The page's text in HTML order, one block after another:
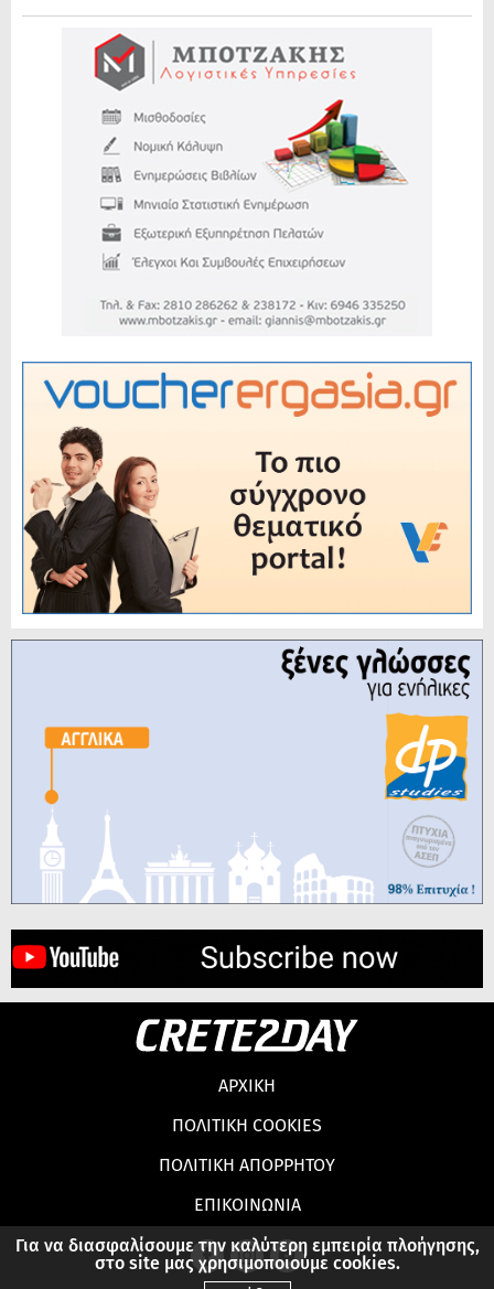
Για να διασφαλίσουμε την καλύτερη εμπειρία πλοήγησης,
στο site μας χρησιμοποιούμε cookies.
ΑΡΧΙΚΗ
ΠΟΛΙΤΙΚΗ COOKIES
ΠΟΛΙΤΙΚΗ ΑΠΟΡΡΗΤΟΥ
ΕΠΙΚΟΙΝΩΝΙΑ